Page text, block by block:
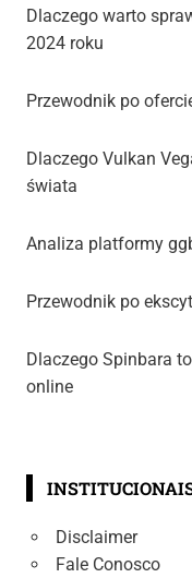
Dlaczego warto
2024 roku
Przewodnik po
Dlaczego Vulkan
świata
Analiza platformy
Przewodnik po
Dlaczego Spinbara
online
Disclaimer
Fale Conosco